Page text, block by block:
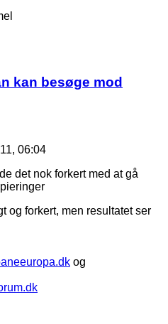
kan besøge mod
06:04
det nok forkert med at gå
og forkert, men resultatet ser
og